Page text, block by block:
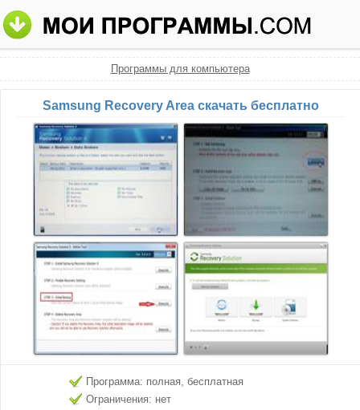
Программы для компьютера
Samsung Recovery Area скачать бесплатно
Программа: полная, бесплатная
Ограничения: нет